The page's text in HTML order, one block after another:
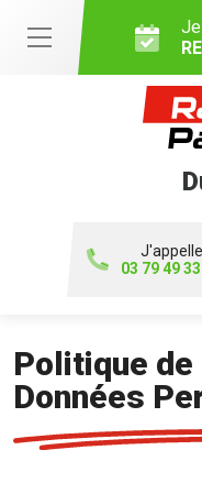
J'appelle
03 79 49
Politique
Données